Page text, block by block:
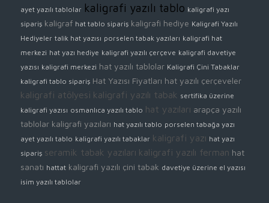
ayet yazılı tablolar kaligrafi yazılı tablo kaligrafi yazı
sipariş kaligraf hat tablo sipariş kaligrafi hediye Kaligrafi Yazılı
Hediyeler talik hat yazısı porselen tabak yazıları kaligrafi hat
merkezi hat yazı hediye kaligrafi yazılı çerçeve kaligrafi davetiye
yazısı kaligrafi merkezi hat yazılı tablolar Kaligrafi Çini Tabaklar
kaligrafi tablo sipariş Hat Yazısı Fiyatları hat yazılı çerçeveler
kaligrafi atölyesi kaligrafi yazılı tabak sertifika üzerine
kaligrafi yazısı osmanlıca yazılı tablo hat yazıları arapça yazılı
tablolar kaligrafi yazıları hat yazılı tablo porselen tabağa yazı
ayet yazılı tablo kaligrafi yazılı tabaklar kaligrafi yazı hat yazı
sipariş seramik tabak yazıları kaligrafi yazılı ferman hat
sanatı hattat kaligrafi yazılı çini tabak davetiye üzerine el yazısı
isim yazılı tablolar